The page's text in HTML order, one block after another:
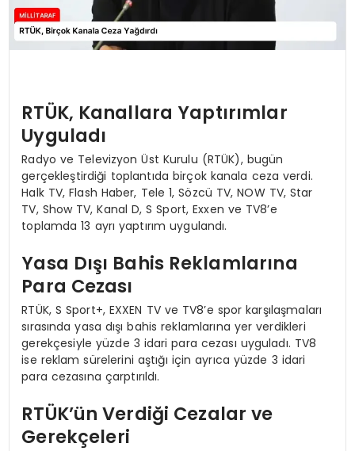
RTÜK, Kanallara Yaptırımlar
Uyguladı
Radyo ve Televizyon Üst Kurulu (RTÜK), bugün
gerçekleştirdiği toplantıda birçok kanala ceza verdi.
Halk TV, Flash Haber, Tele 1, Sözcü TV, NOW TV, Star
TV, Show TV, Kanal D, S Sport, Exxen ve TV8’e
toplamda 13 ayrı yaptırım uygulandı.
Yasa Dışı Bahis Reklamlarına
Para Cezası
RTÜK, S Sport+, EXXEN TV ve TV8’e spor karşılaşmaları
sırasında yasa dışı bahis reklamlarına yer verdikleri
gerekçesiyle yüzde 3 idari para cezası uyguladı. TV8
ise reklam sürelerini aştığı için ayrıca yüzde 3 idari
para cezasına çarptırıldı.
RTÜK’ün Verdiği Cezalar ve
Gerekçeleri